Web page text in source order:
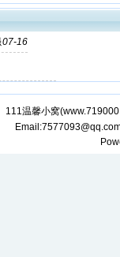
07-16
111温馨小窝(